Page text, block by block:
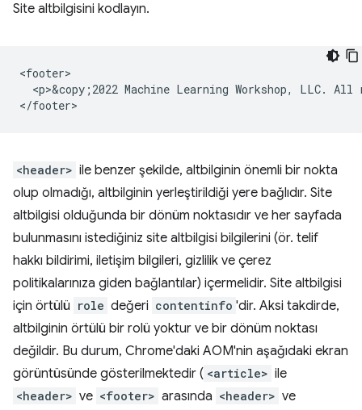
Site altbilgisini kodlayın.
<footer>
<p>&copy;2022 Machine Learning Workshop, LLC. All
<header> ile benzer şekilde, altbilginin önemli bir nokta
olup olmadığı, altbilginin yerleştirildiği yere bağlıdır. Site
altbilgisi olduğunda bir dönüm noktasıdır ve her sayfada
bulunmasını istediğiniz site altbilgisi bilgilerini (ör. telif
hakkı bildirimi, iletişim bilgileri, gizlilik ve çerez
politikalarınıza giden bağlantılar) içermelidir. Site altbilgisi
için örtülü role değeri contentinfo 'dir. Aksi takdirde,
altbilginin örtülü bir rolü yoktur ve bir dönüm noktası
değildir. Bu durum, Chrome'daki AOM'nin aşağıdaki ekran
görüntüsünde gösterilmektedir ( <article> ile
<header> ve <footer> arasında <header> ve